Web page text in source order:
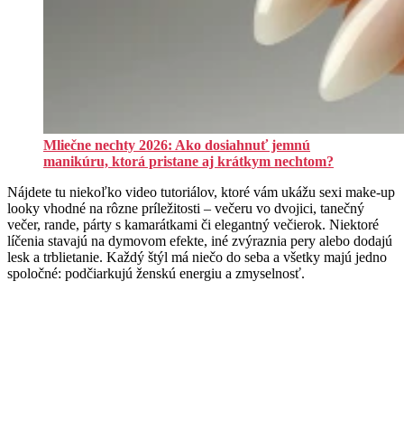
Mliečne nechty 2026: Ako dosiahnuť jemnú
manikúru, ktorá pristane aj krátkym nechtom?
Nájdete tu niekoľko video tutoriálov, ktoré vám ukážu sexi make-up
looky vhodné na rôzne príležitosti – večeru vo dvojici, tanečný
večer, rande, párty s kamarátkami či elegantný večierok. Niektoré
líčenia stavajú na dymovom efekte, iné zvýraznia pery alebo dodajú
lesk a trblietanie. Každý štýl má niečo do seba a všetky majú jedno
spoločné: podčiarkujú ženskú energiu a zmyselnosť.